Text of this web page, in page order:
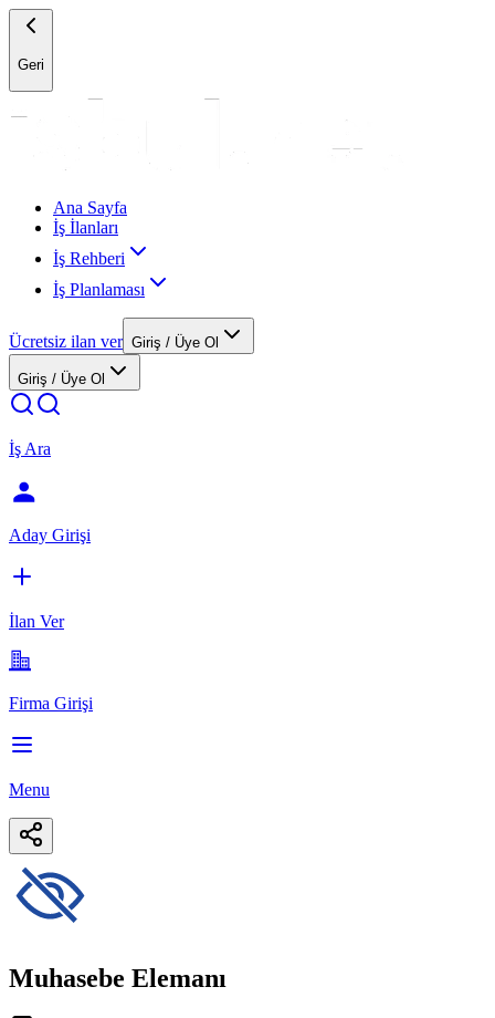
Geri
Ana Sayfa
İş İlanları
İş Rehberi
İş Planlaması
Ücretsiz ilan ver Giriş / Üye Ol
Giriş / Üye Ol
İş Ara
Aday Girişi
İlan Ver
Firma Girişi
Menu
Muhasebe Elemanı